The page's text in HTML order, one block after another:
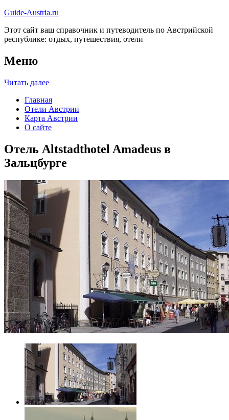
Guide-Austria.ru
Этот сайт ваш справочник и путеводитель по Австрийской
республике: отдых, путешествия, отели
Меню
Читать далее
Главная
Отели Австрии
Карта Австрии
О сайте
Отель Altstadthotel Amadeus в
Зальцбурге